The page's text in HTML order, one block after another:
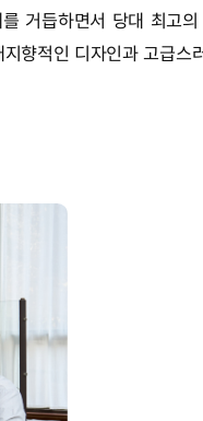
거듭하면서 당대 최고
향적인 디자인과 고급스